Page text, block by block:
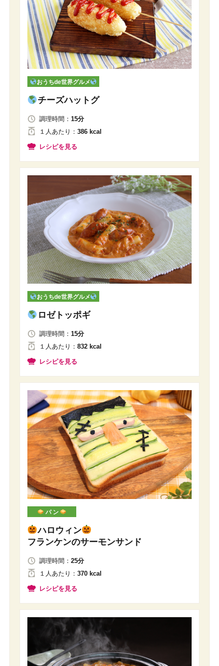
おうちde世界グルメ
チーズハットグ
調理時間： 15分
１人 あたり ： 386 kcal
レシピを見る
おうちde世界グルメ
ロゼトッポギ
調理時間： 15分
１人あたり ： 832 kcal
レシピを見る
パ ン
ハロウィン
フランケンのサーモンサンド
調理時間： 25分
１人 あたり ： 370 kcal
レシピを見る